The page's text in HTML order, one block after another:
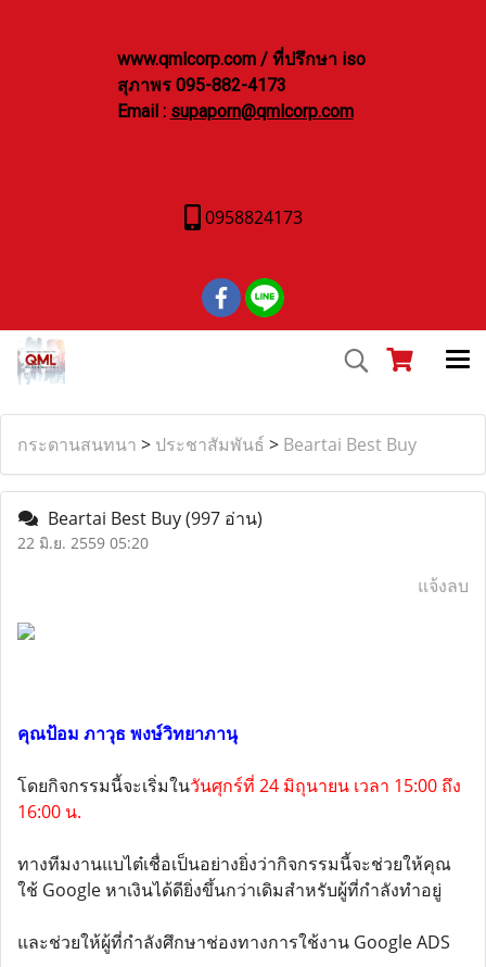
www.qmlcorp.com / ที่ปรึกษา iso
สุภาพร 095-882-4173
Email : supaporn@qmlcorp.com
0958824173
กระดานสนทนา > ประชาสัมพันธ์ > Beartai Best Buy
Beartai Best Buy(997 อ่าน)
22 มิ.ย. 2559 05:20
แจ้งลบ
คุณป้อม ภาวุธ พงษ์วิทยาภานุ
โดยกิจกรรมนี้จะเริ่มในวันศุกร์ที่ 24 มิถุนายน เวลา 15:00 ถึง
16:00 น.
ทางทีมงานแบไต๋เชื่อเป็นอย่างยิ่งว่ากิจกรรมนี้จะช่วยให้คุณ
ใช้ Google หาเงินได้ดียิ่งขึ้นกว่าเดิมสำหรับผู้ที่กำลังทำอยู่
และช่วยให้ผู้ที่กำลังศึกษาช่องทางการใช้งาน Google ADS